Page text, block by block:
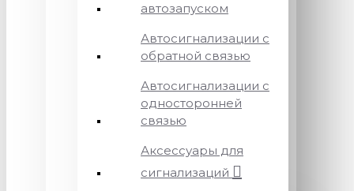
автозапуском
Автосигнализации с
обратной связью
Автосигнализации с
односторонней
связью
Аксессуары для
сигнализаций